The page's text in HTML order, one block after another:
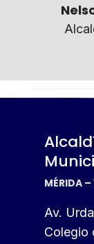
MÉRIDA –
Av.
Colegio